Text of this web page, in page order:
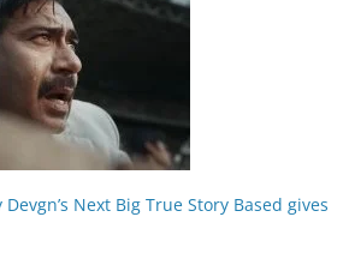
Next Big True Story Based gives